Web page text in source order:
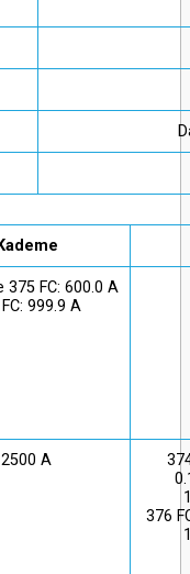
Kademe
375 FC: 600.0 A
999.9 A
2500 A
376